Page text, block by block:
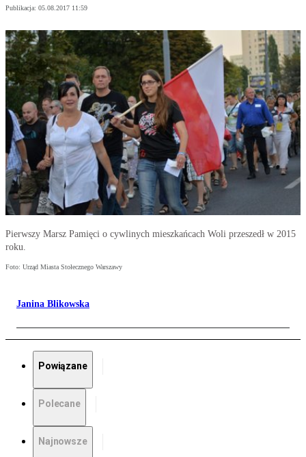
Publikacja: 05.08.2017 11:59
Pierwszy Marsz Pamięci o cywlinych mieszkańcach Woli przeszedł w 2015
roku.
Foto: Urząd Miasta Stołecznego Warszawy
Janina Blikowska
Powiązane
Polecane
Najnowsze